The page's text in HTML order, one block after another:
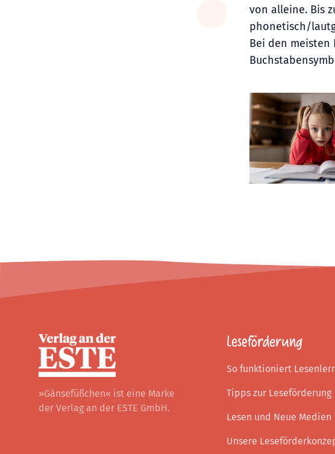
von alleine. Bis
phonetisch/
Bei den meisten
»Gänsefüßchen« ist eine Marke
der Verlag an der ESTE GmbH.
Leseförderung
So funktioniert
Tipps zur Leseförderung
Lesen und Neue Medien
Unsere